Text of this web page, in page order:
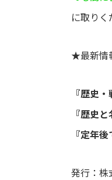
に取りく
★最新情
『歴史
『歴史
『定年
発行：